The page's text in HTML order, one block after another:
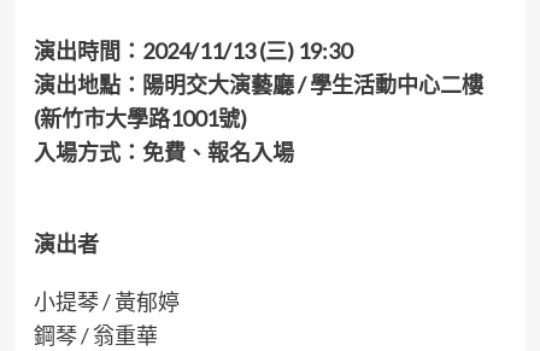
演出時間：2024/11/13 (三) 19:30
演出地點： 陽明交大演藝廳 / 學生活動中心二樓
(新竹市大學路1001號)
入場方式：免費、報名入場
演出者
小提琴 / 黃郁婷
鋼琴 / 翁重華